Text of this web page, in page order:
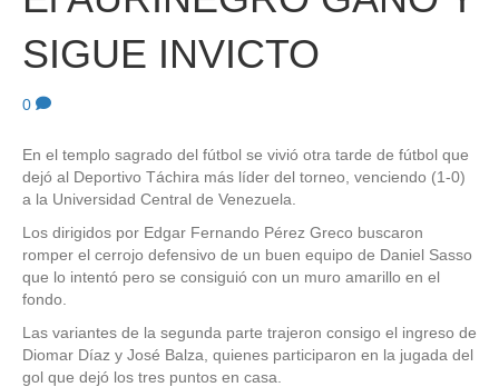
SIGUE INVICTO
0
En el templo sagrado del fútbol se vivió otra tarde de fútbol que
dejó al Deportivo Táchira más líder del torneo, venciendo (1-0)
a la Universidad Central de Venezuela.
Los dirigidos por Edgar Fernando Pérez Greco buscaron
romper el cerrojo defensivo de un buen equipo de Daniel Sasso
que lo intentó pero se consiguió con un muro amarillo en el
fondo.
Las variantes de la segunda parte trajeron consigo el ingreso de
Diomar Díaz y José Balza, quienes participaron en la jugada del
gol que dejó los tres puntos en casa.